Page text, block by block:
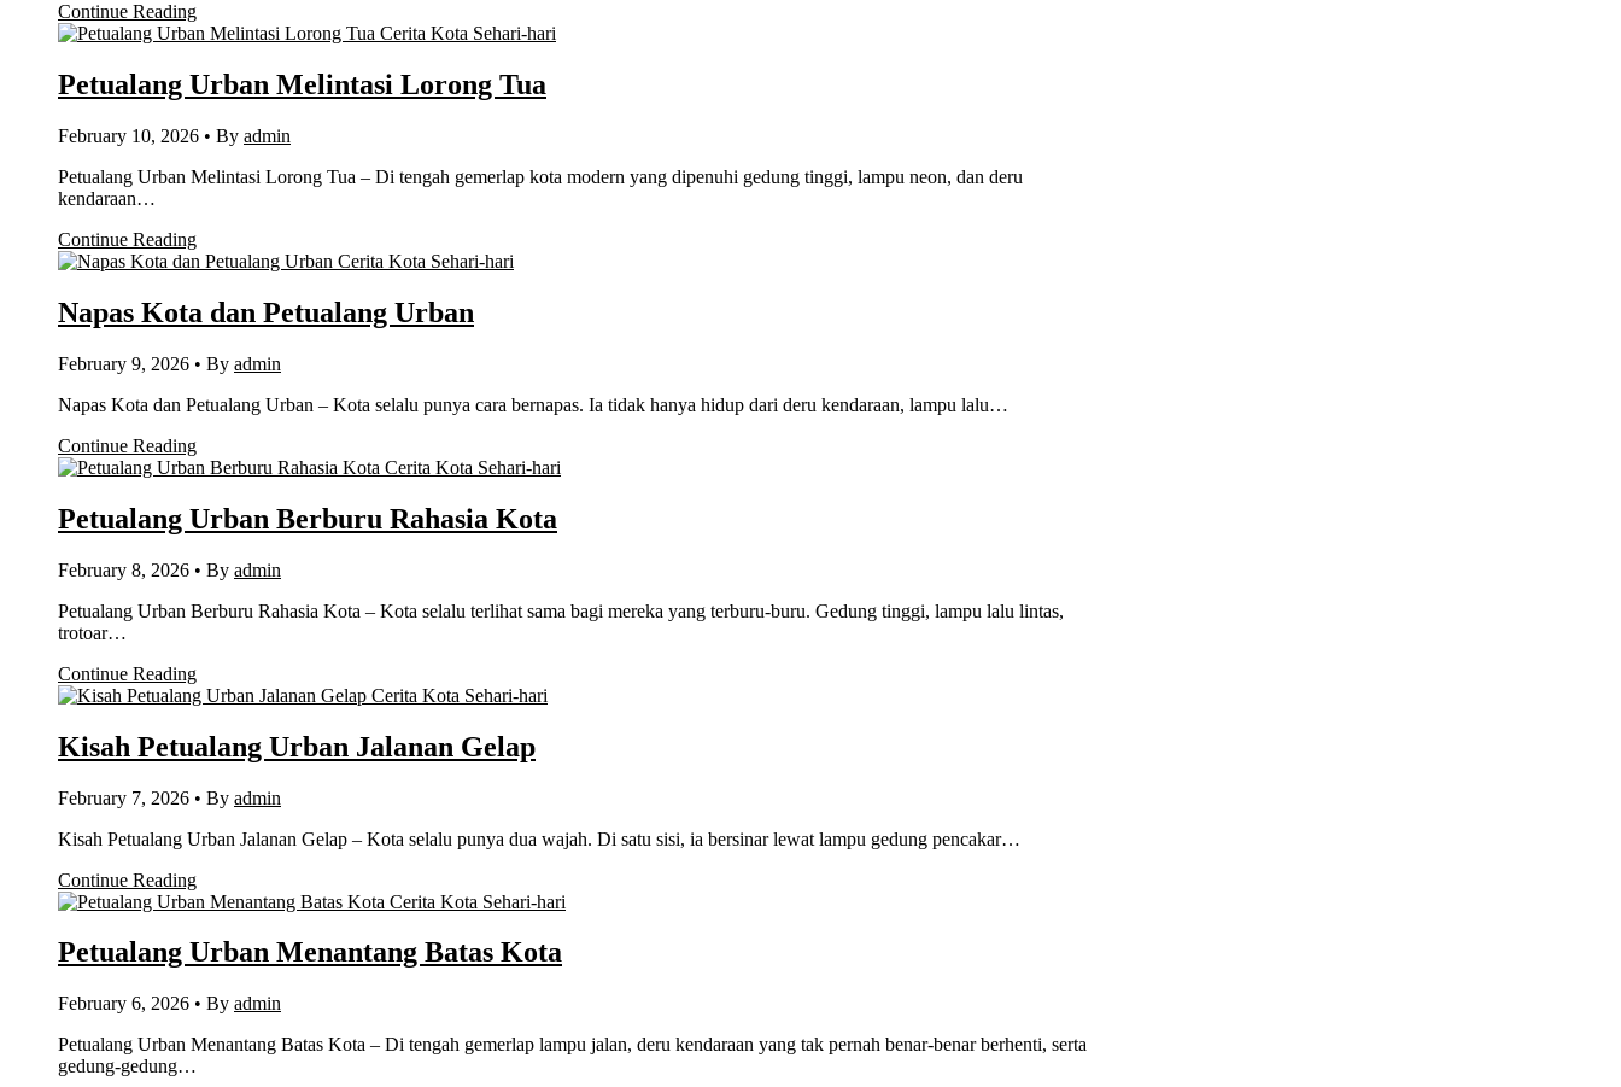
Continue Reading
Cerita Kota Sehari-hari
Petualang Urban Melintasi Lorong Tua
February 10, 2026 • By admin
Petualang Urban Melintasi Lorong Tua – Di tengah gemerlap kota modern yang dipenuhi gedung tinggi, lampu neon, dan deru
kendaraan…
Continue Reading
Cerita Kota Sehari-hari
Napas Kota dan Petualang Urban
February 9, 2026 • By admin
Napas Kota dan Petualang Urban – Kota selalu punya cara bernapas. Ia tidak hanya hidup dari deru kendaraan, lampu lalu…
Continue Reading
Cerita Kota Sehari-hari
Petualang Urban Berburu Rahasia Kota
February 8, 2026 • By admin
Petualang Urban Berburu Rahasia Kota – Kota selalu terlihat sama bagi mereka yang terburu-buru. Gedung tinggi, lampu lalu lintas,
trotoar…
Continue Reading
Cerita Kota Sehari-hari
Kisah Petualang Urban Jalanan Gelap
February 7, 2026 • By admin
Kisah Petualang Urban Jalanan Gelap – Kota selalu punya dua wajah. Di satu sisi, ia bersinar lewat lampu gedung pencakar…
Continue Reading
Cerita Kota Sehari-hari
Petualang Urban Menantang Batas Kota
February 6, 2026 • By admin
Petualang Urban Menantang Batas Kota – Di tengah gemerlap lampu jalan, deru kendaraan yang tak pernah benar-benar berhenti, serta
gedung-gedung…